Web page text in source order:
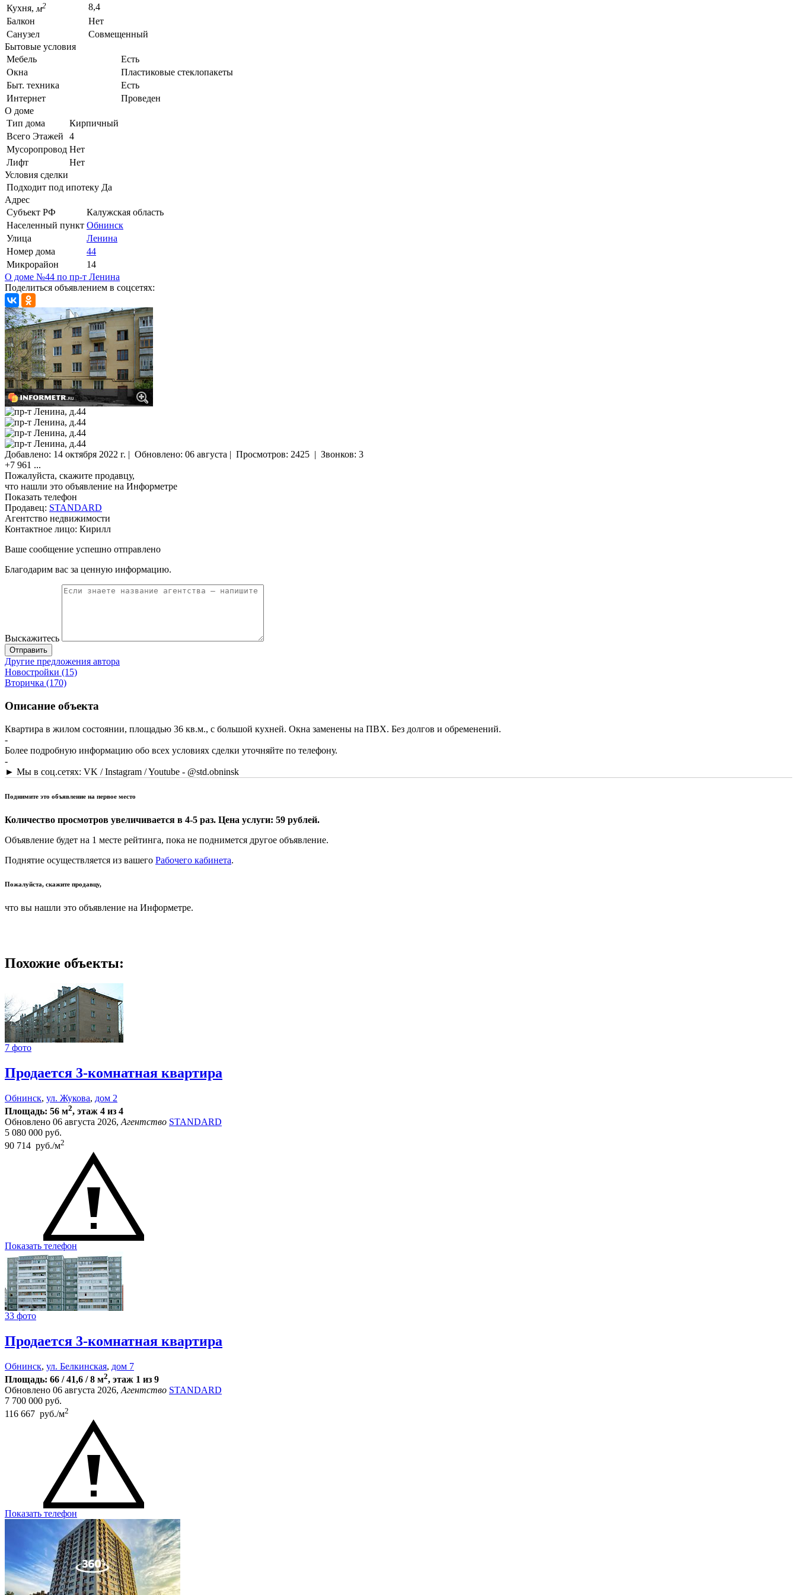
Кухня, м2
8,4
Балкон
Нет
Санузел
Совмещенный
Бытовые условия
Мебель
Есть
Окна
Пластиковые стеклопакеты
Быт. техника
Есть
Интернет
Проведен
О доме
Тип дома
Кирпичный
Всего Этажей
4
Мусоропровод Нет
Лифт
Нет
Условия сделки
Подходит под ипотеку Да
Адрес
Субъект РФ
Калужская область
Населенный пункт Обнинск
Улица
Ленина
Номер дома
44
Микрорайон
14
О доме №44 по пр-т Ленина
Поделиться объявлением в соцсетях:
Добавлено: 14 октября 2022 г. | Обновлено: 06 августа | Просмотров: 2425 | Звонков: 3
+7 961 ...
Пожалуйста, скажите продавцу,
что нашли это объявление на Информетре
Показать телефон
Продавец: STANDARD
Агентство недвижимости
Контактное лицо: Кирилл
Ваше сообщение успешно отправлено
Благодарим вас за ценную информацию.
Выскажитесь
Отправить
Другие предложения автора
Новостройки (15)
Вторичка (170)
Описание объекта
Квартира в жилом состоянии, площадью 36 кв.м., с большой кухней. Окна заменены на ПВХ. Без долгов и обременений.
-
Более подробную информацию обо всех условиях сделки уточняйте по телефону.
-
► Мы в соц.сетях: VK / Instagram / Youtube - @std.obninsk
Поднимите это объявление на первое место
Количество просмотров увеличивается в 4-5 раз. Цена услуги: 59 рублей.
Объявление будет на 1 месте рейтинга, пока не поднимется другое объявление.
Поднятие осуществляется из вашего Рабочего кабинета.
Пожалуйста, скажите продавцу,
что вы нашли это объявление на Информетре.
Похожие объекты:
7 фото
Продается 3-комнатная квартира
Обнинск, ул. Жукова, дом 2
Площадь: 56 м2, этаж 4 из 4
Обновлено 06 августа 2026,Агентство STANDARD
5 080 000 руб.
90 714 руб./м2
Показать телефон
33 фото
Продается 3-комнатная квартира
Обнинск, ул. Белкинская, дом 7
Площадь: 66 / 41,6 / 8 м2, этаж 1 из 9
Обновлено 06 августа 2026, Агентство STANDARD
7 700 000 руб.
116 667 руб./м2
Показать телефон